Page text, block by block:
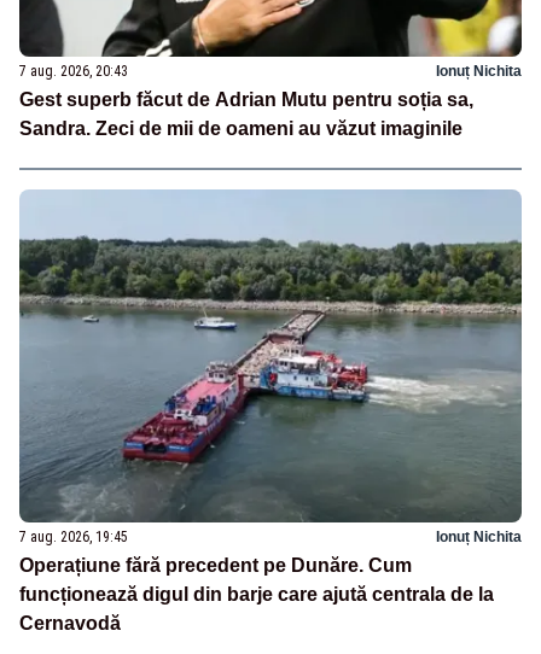
7 aug. 2026, 20:43 Ionuț Nichita
Gest superb făcut de Adrian Mutu pentru soția sa,
Sandra. Zeci de mii de oameni au văzut imaginile
7 aug. 2026, 19:45 Ionuț Nichita
Operațiune fără precedent pe Dunăre. Cum
funcționează digul din barje care ajută centrala de la
Cernavodă